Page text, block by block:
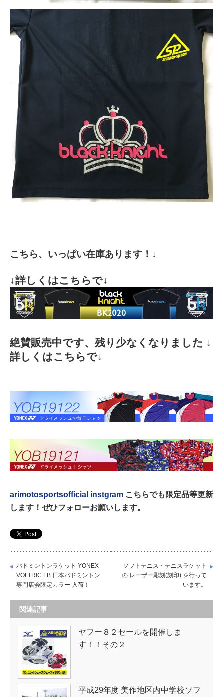
こちら、いっぱい在庫あります！↓
↓詳しくはこちらで↓
絶賛販売中です、残り少なくなりました ↓
詳しくはこちらで↓
arimotosportsofficial instgram こちらでも限定品等更新
します！ぜひフォローお願いします。
バドミントンラケット YONEX
VOLTRIC FB 日本バドミントン
専門店会限定カラー 入荷！
ソフトテニス・テニスラケット
の レーザー彫刻(刻印) を行って
います。
関連記事
ヤフー８２セールを開催しま
す！！その２
平成29年度 美作地区内中学校ソフ